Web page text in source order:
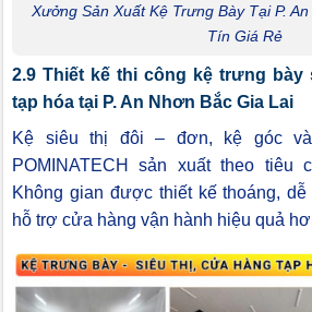
Xưởng Sản Xuất Kệ Trưng Bày Tại P.
Tín Giá Rẻ
2.9 Thiết kế thi công kệ trưng bày
tạp hóa tại P. An Nhơn Bắc Gia Lai
Kệ siêu thị đôi – đơn, kệ góc
POMINATECH sản xuất theo tiêu
Không gian được thiết kế thoáng,
hỗ trợ cửa hàng vận hành hiệu quả